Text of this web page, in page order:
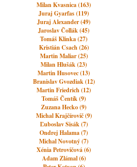
Milan Kvasnica (163)
Juraj Gyarfas (119)
Juraj Alexander (49)
Jaroslav Čollák (45)
Tomáš Klinka (27)
Kristián Csach (26)
Martin Maliar (25)
Milan Hlušák (23)
Martin Husovec (13)
Branislav Gvozdiak (12)
Martin Friedrich (12)
Tomáš Čentík (9)
Zuzana Hecko (9)
Michal Krajčírovič (9)
Ľuboslav Sisák (7)
Ondrej Halama (7)
Michal Novotný (7)
Xénia Petrovičová (6)
Adam Zlámal (6)